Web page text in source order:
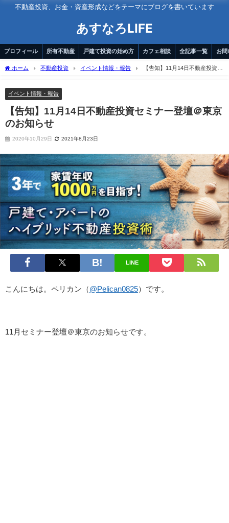
不動産投資、お金・資産形成などをテーマにブログを書いています
あすなろLIFE
プロフィール 所有不動産 戸建て投資の始め方 カフェ相談 全記事一覧 お
ホーム 不動産投資 イベント情報・報告
【告知】11月14日不動産投資セ
イベント情報・報告
【告知】11月14日不動産投資セミナー登壇＠東京
のお知らせ
2020年10月29日 2021年8月23日
LINE
こんにちは。ペリカン（ @Pelican0825）です。
11月セミナー登壇＠東京のお知らせです。